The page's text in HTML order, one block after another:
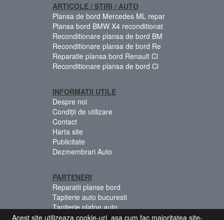
ARTICOLE / STIRI / AUTO
Plansa de bord Mercedes ML repar
Plansa bord BMW X4 reconditionat
Reconditionare plansa de bord BM
Reconditionare plansa de bord Re
Reparatie plansa bord Renault Cl
Reconditionare plansa de bord Ci
INFORMATII UTILE
Despre noi
Condiții de utilizare
Contact
Harta site
Publicitate
Dezmembrari Auto
PARTENERI
Reparatii planse bord
Tapiterie auto bucuresti
Tapiterie plafon auto
Centuri siguranta colorate
Acest site utilizeaza cookie-uri, asa cum fac majoritatea site-